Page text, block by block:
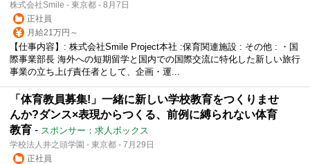
株式会社Smile - 東京都 - 8月7日
正社員
月給21万円～
【仕事内容】: 株式会社Smile Project本社 :保育関連施設 : その他 : ・国
際事業部長 海外への短期留学と国内での国際交流に特化した新しい旅行
事業の立ち上げ責任者として、企画・運...
「体育教員募集!」一緒に新しい学校教育をつくりませ
んか?ダンス×表現からつくる、前例に縛られない体育
教育 - スポンサー：求人ボックス
学校法人井之頭学園 - 東京都 - 7月29日
正社員